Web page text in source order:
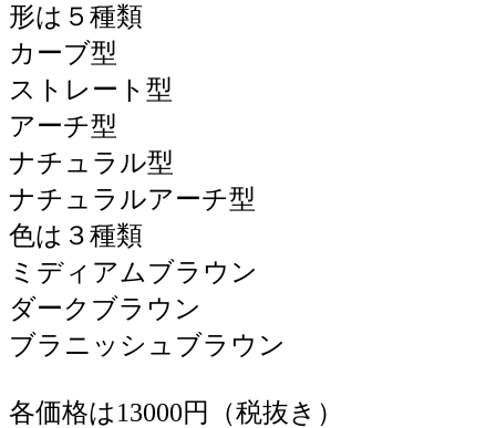
形は５種類
カーブ型
ストレート型
アーチ型
ナチュラル型
ナチュラルアーチ型
色は３種類
ミディアムブラウン
ダークブラウン
ブラニッシュブラウン
各価格は13000円（税抜き）